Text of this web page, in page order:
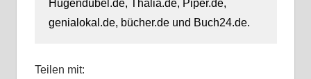
Hugendubel.de, Thalia.de, Piper.de,
genialokal.de, bücher.de und Buch24.de.
Teilen mit: